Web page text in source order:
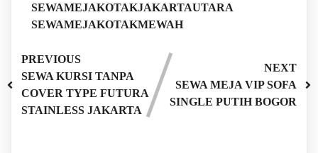
SEWAMEJAKOTAKJAKARTAUTARA
SEWAMEJAKOTAKMEWAH
PREVIOUS
SEWA KURSI TANPA
COVER TYPE FUTURA
STAINLESS JAKARTA
NEXT
SEWA MEJA VIP SOFA
SINGLE PUTIH BOGOR